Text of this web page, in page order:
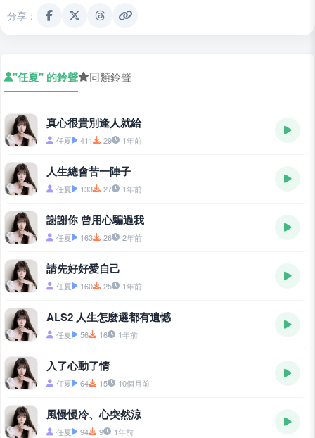
分享：
"任夏" 的鈴聲 同類鈴聲
真心很貴別逢人就給
任夏 411 29 1年前
人生總會苦一陣子
任夏 133 27 1年前
謝謝你 曾用心騙過我
任夏 163 26 2年前
請先好好愛自己
任夏 160 25 1年前
ALS2 人生怎麼選都有遺憾
任夏 56 16 1年前
入了心動了情
任夏 64 15 10個月前
風慢慢冷、心突然涼
任夏 94 9 1年前